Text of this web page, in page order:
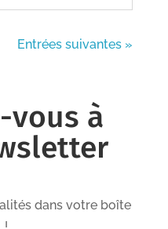
Entrées suivantes »
vous à
dans votre boîte